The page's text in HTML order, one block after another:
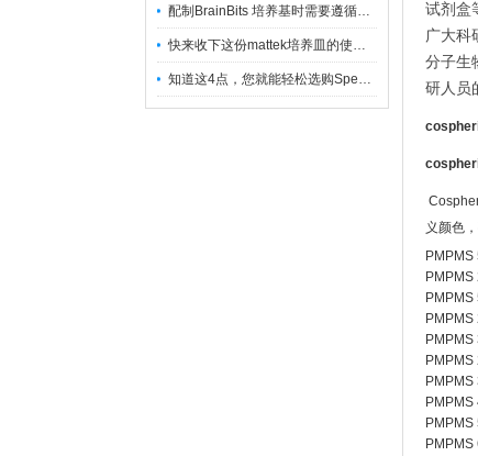
配制BrainBits 培养基时需要遵循的原则
快来收下这份mattek培养皿的使用指南
知道这4点，您就能轻松选购Spectrum 膜
试剂盒
广大科
分子生
研人员
义颜色